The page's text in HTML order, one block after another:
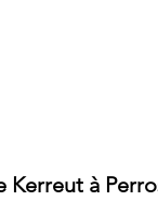
Kerreut à